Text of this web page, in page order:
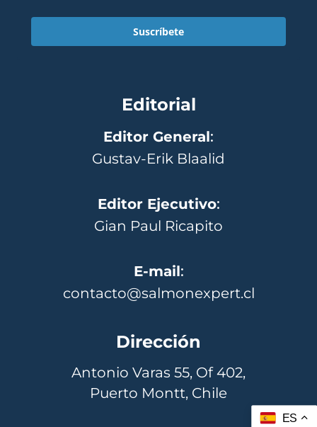
Suscríbete
Editorial
Editor General:
Gustav-Erik Blaalid
Editor Ejecutivo:
Gian Paul Ricapito
E-mail:
contacto@salmonexpert.cl
Dirección
Antonio Varas 55, Of 402,
Puerto Montt, Chile
ES